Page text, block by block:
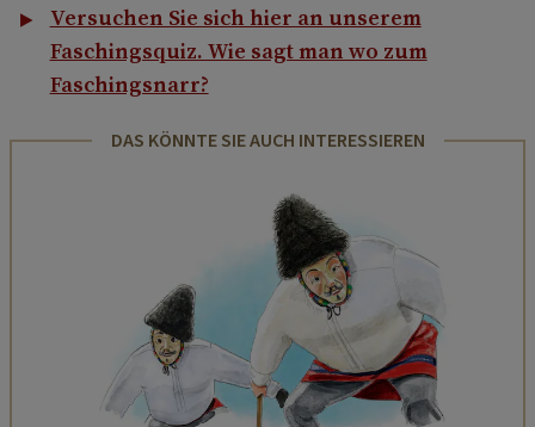
Versuchen Sie sich hier an unserem
Faschingsquiz. Wie sagt man wo zum
Faschingsnarr?
DAS KÖNNTE SIE AUCH INTERESSIEREN